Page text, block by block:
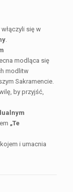
się w
.
modląca się
modlitw
Sakramencie.
by przyjść,
„Te
i umacnia